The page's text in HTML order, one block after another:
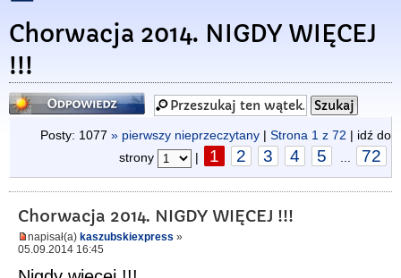
Chorwacja 2014. NIGDY WIĘCEJ
!!!
Odpowiedz
Posty: 1077 » pierwszy nieprzeczytany | Strona 1 z 72 | idź do
strony
| 1 2 3 4 5 72
Chorwacja 2014. NIGDY WIĘCEJ !!!
napisał(a) kaszubskiexpress »
05.09.2014 16:45